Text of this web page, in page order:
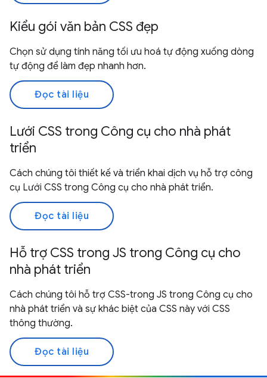
Kiểu gói văn bản CSS đẹp
Chọn sử dụng tính năng tối ưu hoá tự động xuống dòng
tự động để làm đẹp nhanh hơn.
Đọc tài liệu
Lưới CSS trong Công cụ cho nhà phát
triển
Cách chúng tôi thiết kế và triển khai dịch vụ hỗ trợ công
cụ Lưới CSS trong Công cụ cho nhà phát triển.
Đọc tài liệu
Hỗ trợ CSS trong JS trong Công cụ cho
nhà phát triển
Cách chúng tôi hỗ trợ CSS-trong JS trong Công cụ cho
nhà phát triển và sự khác biệt của CSS này với CSS
thông thường.
Đọc tài liệu